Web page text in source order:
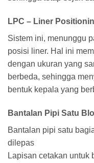
LPC – Liner
Sistem ini, menunggu
posisi liner. Hal ini
dengan ukuran yang
berbeda, sehingga
bentuk kepala yang
Bantalan Pipi Satu
Bantalan pipi satu
dilepas
Lapisan cetakan untuk